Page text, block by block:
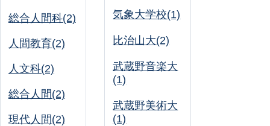
総合人間科(2)
人間教育(2)
人文科(2)
総合人間(2)
現代人間(2)
気象大学校(1)
比治山大(2)
武蔵野音楽大
(1)
武蔵野美術大
(1)